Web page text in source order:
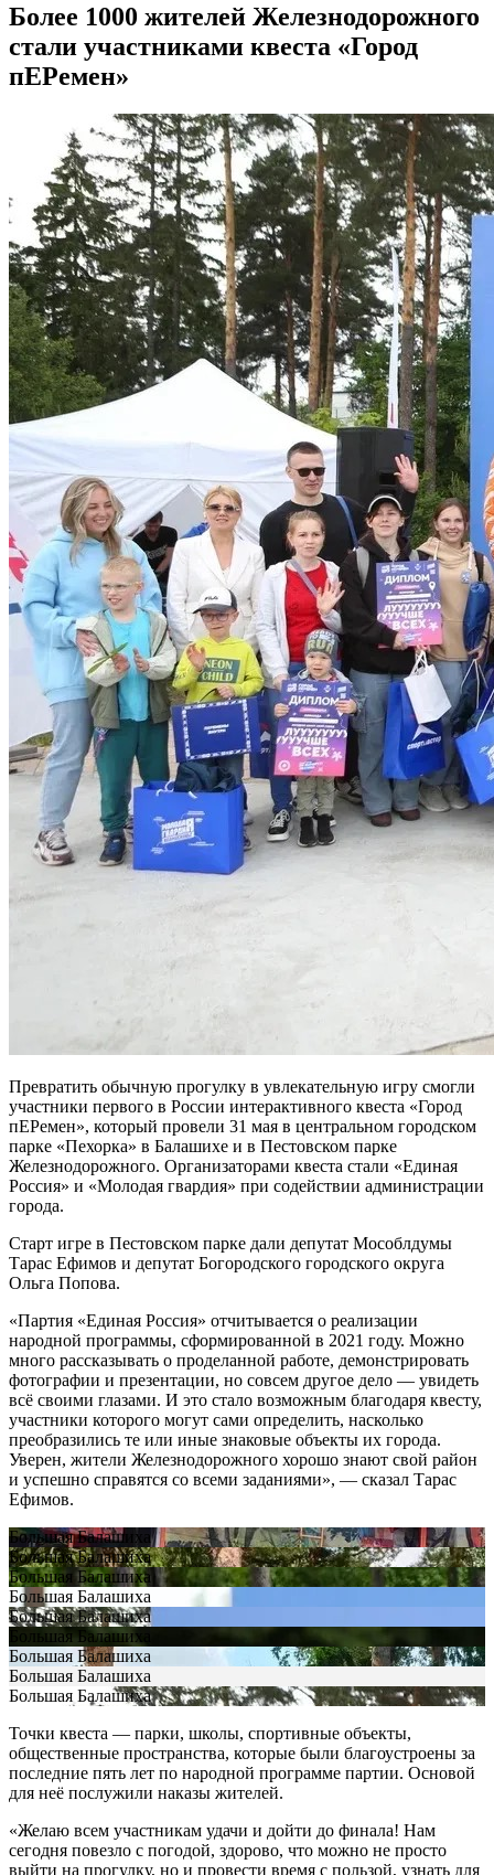
Более 1000 жителей Железнодорожного
стали участниками квеста «Город
пЕРемен»
Превратить обычную прогулку в увлекательную игру смогли
участники первого в России интерактивного квеста «Город
пЕРемен», который провели 31 мая в центральном городском
парке «Пехорка» в Балашихе и в Пестовском парке
Железнодорожного. Организаторами квеста стали «Единая
Россия» и «Молодая гвардия» при содействии администрации
города.
Старт игре в Пестовском парке дали депутат Мособлдумы
Тарас Ефимов и депутат Богородского городского округа
Ольга Попова.
«Партия «Единая Россия» отчитывается о реализации
народной программы, сформированной в 2021 году. Можно
много рассказывать о проделанной работе, демонстрировать
фотографии и презентации, но совсем другое дело — увидеть
всё своими глазами. И это стало возможным благодаря квесту,
участники которого могут сами определить, насколько
преобразились те или иные знаковые объекты их города.
Уверен, жители Железнодорожного хорошо знают свой район
и успешно справятся со всеми заданиями», — сказал Тарас
Ефимов.
Большая Балашиха
Большая Балашиха
Большая Балашиха
Большая Балашиха
Большая Балашиха
Большая Балашиха
Большая Балашиха
Большая Балашиха
Большая Балашиха
Точки квеста — парки, школы, спортивные объекты,
общественные пространства, которые были благоустроены за
последние пять лет по народной программе партии. Основой
для неё послужили наказы жителей.
«Желаю всем участникам удачи и дойти до финала! Нам
сегодня повезло с погодой, здорово, что можно не просто
выйти на прогулку, но и провести время с пользой, узнать для